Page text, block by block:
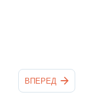
ВПЕРЕД